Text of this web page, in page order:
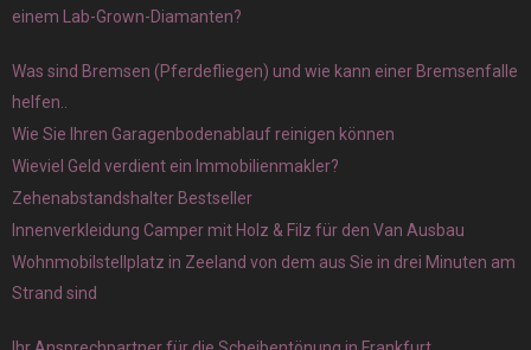
einem Lab-Grown-Diamanten?
Was sind Bremsen (Pferdefliegen) und wie kann einer Bremsenfalle
helfen..
Wie Sie Ihren Garagenbodenablauf reinigen können
Wieviel Geld verdient ein Immobilienmakler?
Zehenabstandshalter Bestseller
Innenverkleidung Camper mit Holz & Filz für den Van Ausbau
Wohnmobilstellplatz in Zeeland von dem aus Sie in drei Minuten am
Strand sind